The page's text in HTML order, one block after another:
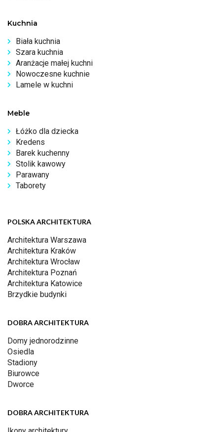
Kuchnia
Biała kuchnia
Szara kuchnia
Aranżacje małej kuchni
Nowoczesne kuchnie
Lamele w kuchni
Meble
Łóżko dla dziecka
Kredens
Barek kuchenny
Stolik kawowy
Parawany
Taborety
POLSKA ARCHITEKTURA
Architektura Warszawa
Architektura Kraków
Architektura Wrocław
Architektura Poznań
Architektura Katowice
Brzydkie budynki
DOBRA ARCHITEKTURA
Domy jednorodzinne
Osiedla
Stadiony
Biurowce
Dworce
DOBRA ARCHITEKTURA